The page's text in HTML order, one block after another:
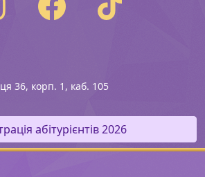
36, корп. 1, каб. 105
абітурієнтів 2026